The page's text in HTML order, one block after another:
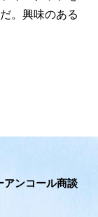
。興味のある
アンコール商談